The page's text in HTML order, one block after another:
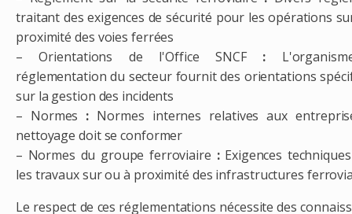
traitant des exigences de sécurité pour les opérations
proximité des voies ferrées
– Orientations de l'Office SNCF :
réglementation du secteur fournit des orientations
sur la gestion des incidents
– Normes : Normes internes relatives aux
nettoyage doit se conformer
– Normes du groupe ferroviaire :Exigences
les travaux sur ou à proximité des infrastructures
Le respect de ces réglementations nécessite des